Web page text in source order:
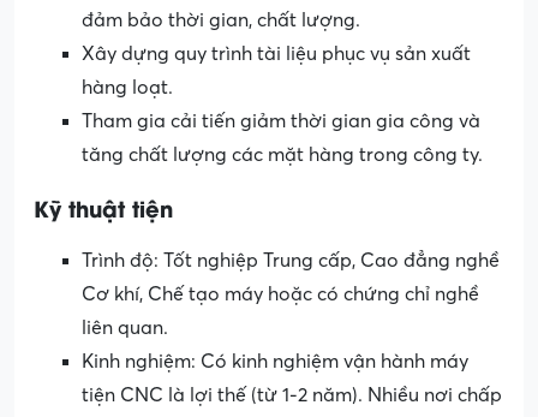
đảm bảo thời gian, chất lượng.
Xây dựng quy trình tài liệu phục vụ sản xuất
hàng loạt.
Tham gia cải tiến giảm thời gian gia công và
tăng chất lượng các mặt hàng trong công ty.
Kỹ thuật tiện
Trình độ: Tốt nghiệp Trung cấp, Cao đẳng nghề
Cơ khí, Chế tạo máy hoặc có chứng chỉ nghề
liên quan.
Kinh nghiệm: Có kinh nghiệm vận hành máy
tiện CNC là lợi thế (từ 1-2 năm). Nhiều nơi chấp